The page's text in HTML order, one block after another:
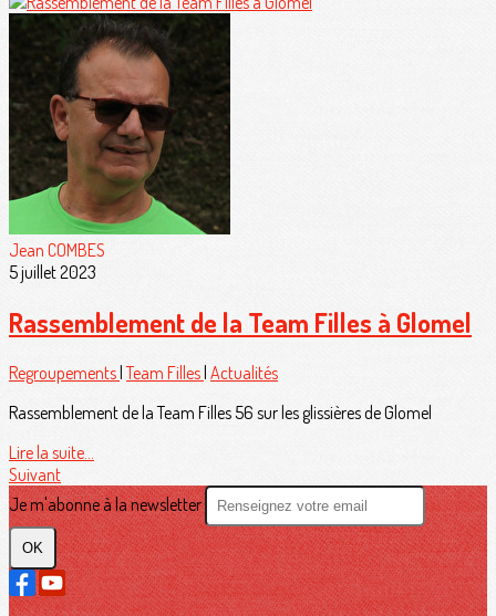
Jean COMBES
5 juillet 2023
Rassemblement de la Team Filles à Glomel
Regroupements|Team Filles| Actualités
Rassemblement de la Team Filles 56 sur les glissières de Glomel
Lire la suite...
Suivant
Je m'abonne à la newsletter
OK